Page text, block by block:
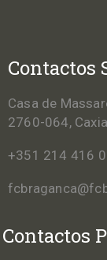
Contactos
Casa de
2760-064,
+351 214 416
Contactos